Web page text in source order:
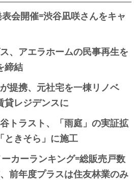
会開催=渋谷凪咲さんをキャ
、アエラホームの民事再生を
締結
提携、元社宅を一棟リノベ
貸レジデンスに
トラスト、「雨庭」の実証拡
ときそら」に施工
カーランキング=総販売戸数
前年度プラスは住友林業のみ